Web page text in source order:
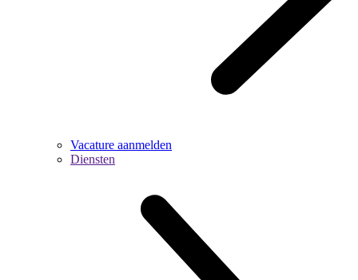
Vacature aanmelden
Diensten